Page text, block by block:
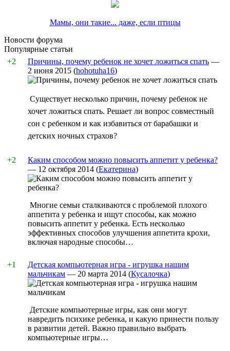
Мамы, они такие... даже, если птицы
Новости форума
Популярные статьи
+2
Причины, почему ребенок не хочет ложиться спать —
2 июня 2015 (hohotuha16)
Существует несколько причин, почему ребенок не
хочет ложиться спать. Решает ли вопрос совместный
сон с ребенком и как избавиться от барабашки и
детских ночных страхов?
+2
Каким способом можно повысить аппетит у ребенка?
— 12 октября 2014 (Екатерина)
Многие семьи сталкиваются с проблемой плохого
аппетита у ребенка и ищут способы, как можно
повысить аппетит у ребенка. Есть несколько
эффективных способов улучшения аппетита крохи,
включая народные способы…
+1
Детская компьютерная игра - игрушка нашим
мальчикам — 20 марта 2014 (Кусалочка)
Детские компьютерные игры, как они могут
навредить психике ребенка, и какую принести пользу
в развитии детей. Важно правильно выбрать
компьютерные игры…